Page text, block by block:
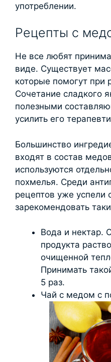
употреблении.
Рецепты с
Не все любят
виде. Существует
которые помогут при
Сочетание сладкого
полезными
усилить его
Большинство
входят в состав
используются
похмелья. Среди
рецептов уже успели
зарекомендовать
Вода и нектар.
продукта
очищенной
Принимать
5 раз.
Чай с медом с